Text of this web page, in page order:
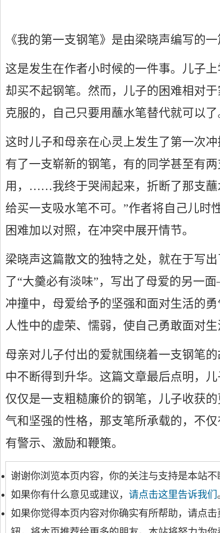
《我的第一支钢笔》是由梁晓声编写的
这是发生在作者小时候的一件事。儿子
却买不起钢笔。然而，儿子的困难相对
克服的，自己只要用蘸水笔替代就可以了
这时儿子和母亲在心灵上发生了第一次
有了一支崭新的钢笔，有的同学甚至有
用，……我终于哭闹起来，折断了那支蘸
给买一支吸水笔不可。”作者将自己儿时
困难加以对照，在冲突中展开情节。
梁晓声这篇散文的独特之处，就在于写
了“大羹必有淡味”，写出了母爱的另一
冲撞中，母爱给予的坚强和面对生活的
人性中的虚荣、懦弱，使自己勇敢面对
母亲对儿子付出的爱就围绕着一支钢笔
中不断得到升华。这篇文章最后点明，
仅仅是一支粗糙廉价的钢笔，儿子收获
气和坚强的性格，那支笔所承载的，不
有警示、激励和鞭策。
谢谢你浏览本页内容，你的关注与支持是本站
如果你有什么意见或建议， 请点击这里告诉我们
如果你觉得本页内容对你确实有所帮助，请点